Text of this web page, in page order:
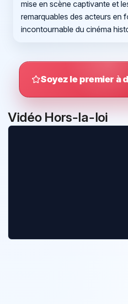
mise en scène captivante et
remarquables des acteurs en
incontournable du cinéma
Soyez le premier à
Vidéo Hors-la-loi